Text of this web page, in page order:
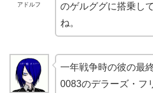
アドルフ
のゲルググに搭乗し
ね。
一年戦争時の彼の最
0083のデラーズ・フ